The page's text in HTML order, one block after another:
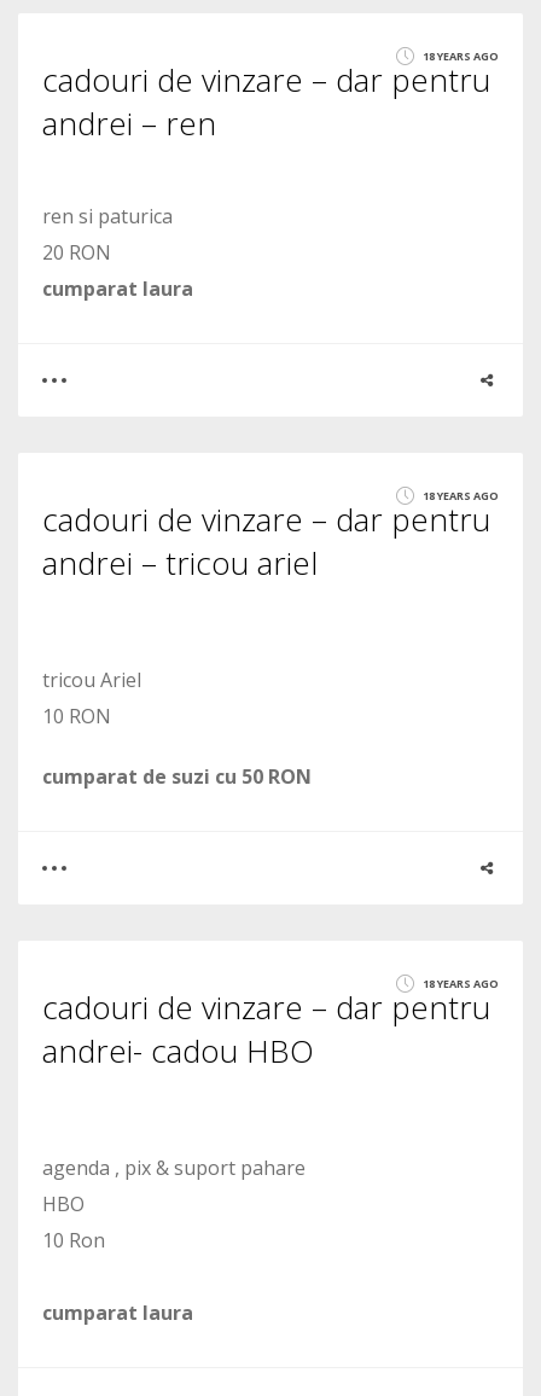
1729
18 YEARS AGO
cadouri de vinzare – dar pentru
andrei – ren
ren si paturica
20 RON
cumparat laura
1467
18 YEARS AGO
cadouri de vinzare – dar pentru
andrei – tricou ariel
tricou Ariel
10 RON
cumparat de suzi cu 50 RON
1726
18 YEARS AGO
cadouri de vinzare – dar pentru
andrei- cadou HBO
agenda , pix & suport pahare
HBO
10 Ron
cumparat laura